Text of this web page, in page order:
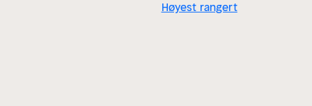
Høyest rangert